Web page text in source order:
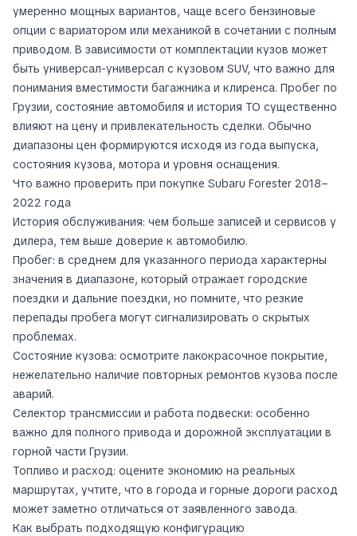
умеренно мощных вариантов, чаще всего бензиновые
опции с вариатором или механикой в сочетании с полным
приводом. В зависимости от комплектации кузов может
быть универсал-универсал с кузовом SUV, что важно для
понимания вместимости багажника и клиренса. Пробег по
Грузии, состояние автомобиля и история ТО существенно
влияют на цену и привлекательность сделки. Обычно
диапазоны цен формируются исходя из года выпуска,
состояния кузова, мотора и уровня оснащения.
Что важно проверить при покупке Subaru Forester 2018–
2022 года
История обслуживания: чем больше записей и сервисов у
дилера, тем выше доверие к автомобилю.
Пробег: в среднем для указанного периода характерны
значения в диапазоне, который отражает городские
поездки и дальние поездки, но помните, что резкие
перепады пробега могут сигнализировать о скрытых
проблемах.
Состояние кузова: осмотрите лакокрасочное покрытие,
нежелательно наличие повторных ремонтов кузова после
аварий.
Селектор трансмиссии и работа подвески: особенно
важно для полного привода и дорожной эксплуатации в
горной части Грузии.
Топливо и расход: оцените экономию на реальных
маршрутах, учтите, что в города и горные дороги расход
может заметно отличаться от заявленного завода.
Как выбрать подходящую конфигурацию